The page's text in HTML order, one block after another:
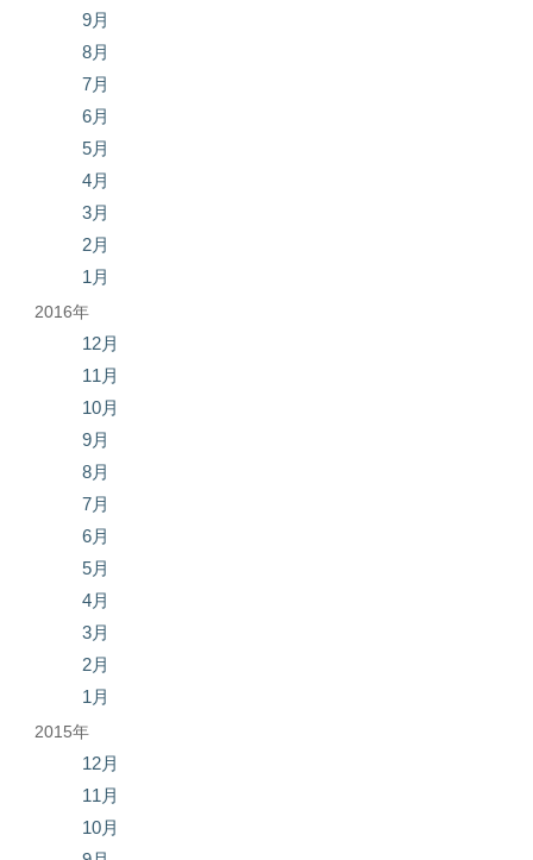
9月
8月
7月
6月
5月
4月
3月
2月
1月
2016年
12月
11月
10月
9月
8月
7月
6月
5月
4月
3月
2月
1月
2015年
12月
11月
10月